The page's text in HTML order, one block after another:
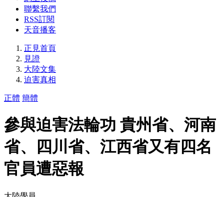
聯繫我們
RSS訂閱
天音播客
正見首頁
見證
大陸文集
迫害真相
正體 簡體
參與迫害法輪功 貴州省、河南
省、四川省、江西省又有四名
官員遭惡報